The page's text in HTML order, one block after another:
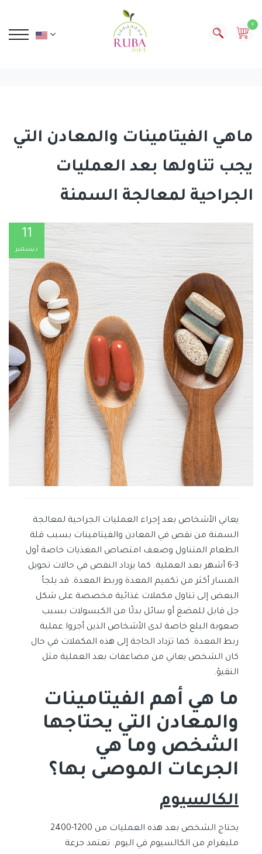
0
ماهي الفيتامينات والمعادن التي
يجب تناولها بعد العمليات
الجراحية لمعالجة السمنة
11
ديسمبر
يعاني الأشخاص بعد إجراء العمليات الجراحية لمعالجة
السمنة من نقص في المعادن والفيتامينات بسبب قلة
الطعام المتناول وضعف امتصاص المغذيات خاصة أول
3-6 أشهر بعد العملية. كما يزداد النقص في حالات تحويل
المسار أكثر من تكميم المعدة وربط المعدة. قد يلجأ
البعض إلى تناول مكملات غذائية مخصصة على شكل
جل قابل للمضغ أو سائل بدلًا من الكبسولات بسبب
صعوبة البلع خاصة لدى الأشخاص الذين أجروا عملية
ربط المعدة. كما تزداد الحاجة إلى هذه المكملات في حال
كان الشخص يعاني من مضاعفات بعد العملية مثل
التقيؤ.
ما هي أهم الفيتامينات
والمعادن التي يحتاجها
الشخص وما هي
الجرعات الموصى بها؟
الكالسيوم
يحتاج الشخص بعد هذه العمليات من 1200-2400
مليغرام من الكالسيوم في اليوم. تعتمد جرعة